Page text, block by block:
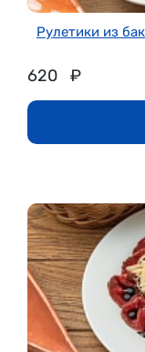
Рулетики из
620 ₽